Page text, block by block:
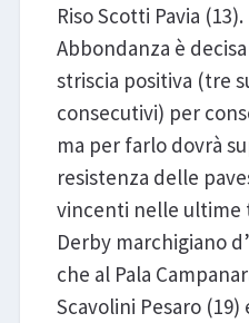
Riso Scotti Pavia
Abbondanza è
striscia positiva (tre
consecutivi) per
ma per farlo dovrà
resistenza delle
vincenti nelle ultime
Derby marchigiano
che al Pala
Scavolini Pesaro